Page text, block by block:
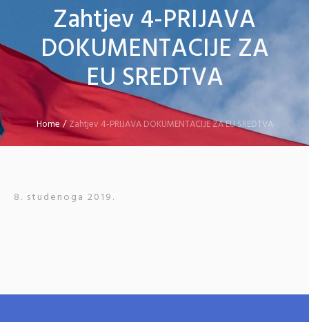
Zahtjev 4-PRIJAVA
DOKUMENTACIJE ZA
EU SREDTVA
Home/Zahtjev 4-PRIJAVA DOKUMENTACIJE ZA EU SREDTVA
8. studenoga 2019.